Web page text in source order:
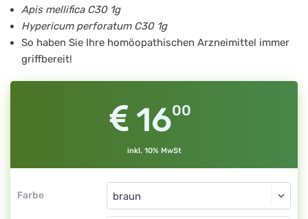
Apis mellifica C30 1g
Hypericum perforatum C30 1g
So haben Sie Ihre homöopathischen Arzneimittel immer
griffbereit!
1600
inkl. 10% MwSt
Farbe